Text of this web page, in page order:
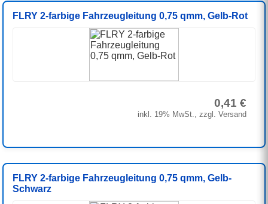
FLRY 2-farbige Fahrzeugleitung 0,75 qmm, Gelb-Rot
0,41 €
inkl. 19% MwSt., zzgl. Versand
FLRY 2-farbige Fahrzeugleitung 0,75 qmm, Gelb-
Schwarz